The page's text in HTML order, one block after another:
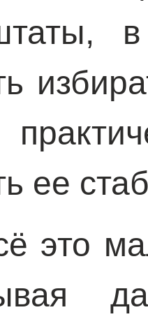
в
ее
это